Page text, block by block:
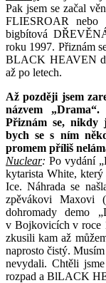
Pak jsem se začal
FLIESROAR
bigbítová
roku 1997. Přiznám
BLACK HEAVEN
až po letech.
Až později jsem
názvem
Přiznám se, nikdy
bych se s ním
promem příliš
Nuclear: Po vydání
kytarista White, který
Ice. Náhrada se
zpěvákovi Maxovi
dohromady demo
v Bojkovicích v roce
zkusili kam až
naprosto čistý.
nevydali. Chtěli
rozpad a BlLACK